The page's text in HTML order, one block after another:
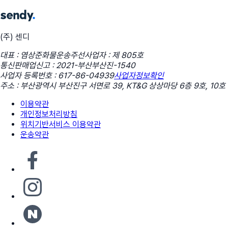
(주) 센디
대표 : 염상준화물운송주선사업자 : 제 805호
통신판매업신고 : 2021-부산부산진-1540
사업자 등록번호 : 617-86-04939사업자정보확인
주소 : 부산광역시 부산진구 서면로 39, KT&G 상상마당 6층 9호, 10호
이용약관
개인정보처리방침
위치기반서비스 이용약관
운송약관